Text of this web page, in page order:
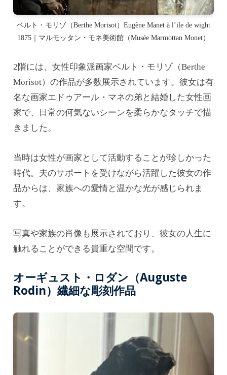
ベルト・モリゾ（Berthe Morisot）Eugène Manet à l’ile de wight
1875｜マルモッタン・モネ美術館（Musée Marmottan Monet）
2階には、女性印象派画家ベルト・モリゾ（Berthe
Morisot）の作品が多数展示されています。彼女は有
名な画家エドゥアール・マネの弟と結婚した女性画
家で、日常の何気ないシーンを柔らかなタッチで描
きました。
当時は女性が画家として活動することが珍しかった
時代。夫のサポートを受けながら活躍した彼女の作
品からは、家族への愛情と温かな光が感じられま
す。
写真や家族の肖像も展示されており、彼女の人生に
触れることができる貴重な空間です。
オーギュスト・ロダン（Auguste
Rodin）繊細な彫刻作品